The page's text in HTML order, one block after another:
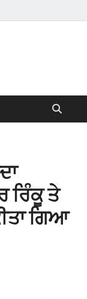
ਰਿੰਕੂ ਤੇ
ਗਿਆ